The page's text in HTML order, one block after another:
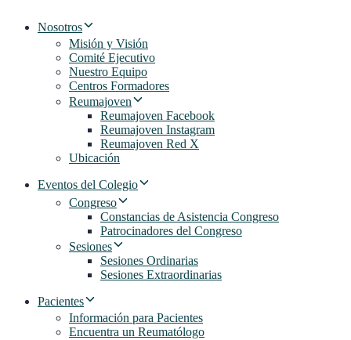
Nosotros
Misión y Visión
Comité Ejecutivo
Nuestro Equipo
Centros Formadores
Reumajoven
Reumajoven Facebook
Reumajoven Instagram
Reumajoven Red X
Ubicación
Eventos del Colegio
Congreso
Constancias de Asistencia Congreso
Patrocinadores del Congreso
Sesiones
Sesiones Ordinarias
Sesiones Extraordinarias
Pacientes
Información para Pacientes
Encuentra un Reumatólogo